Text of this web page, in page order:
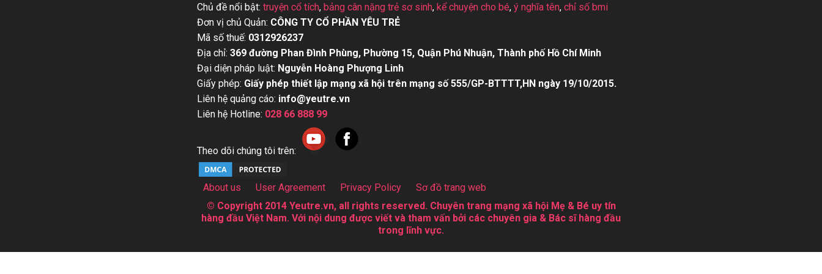
Chủ đề nổi bật: truyện cổ tích, bảng cân nặng trẻ sơ sinh, kể chuyện cho bé, ý nghĩa tên, chỉ số bmi
Đơn vị chủ Quản: CÔNG TY CỔ PHẦN YÊU TRẺ
Mã số thuế: 0312926237
Địa chỉ: 369 đường Phan Đình Phùng, Phường 15, Quận Phú Nhuận, Thành phố Hồ Chí Minh
Đại diện pháp luật: Nguyễn Hoàng Phượng Linh
Giấy phép: Giấy phép thiết lập mạng xã hội trên mạng số 555/GP-BTTTT,HN ngày 19/10/2015.
Liên hệ quảng cáo: info@yeutre.vn
Liên hệ Hotline: 028 66 888 99
Theo dõi chúng tôi trên:
About us User Agreement Privacy Policy
Sơ đồ trang web
© Copyright 2014 Yeutre.vn, all rights reserved. Chuyên trang mạng xã hội Mẹ & Bé uy tín
hàng đầu Việt Nam. Với nội dung được viết và tham vấn bởi các chuyên gia & Bác sĩ hàng đầu
trong lĩnh vực.